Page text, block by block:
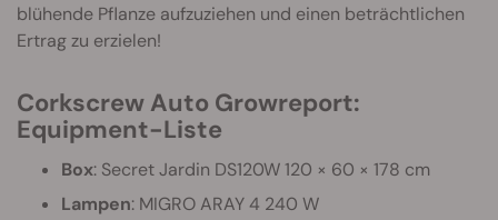
blühende Pflanze aufzuziehen und einen beträchtlichen
Ertrag zu erzielen!
Corkscrew Auto Growreport:
Equipment-Liste
Box: Secret Jardin DS120W 120 × 60 × 178 cm
Lampen: MIGRO ARAY 4 240 W